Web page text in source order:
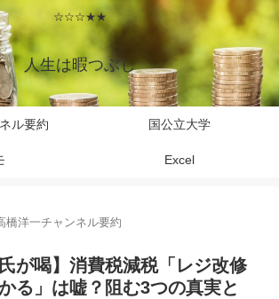
☆☆☆★★
人生は暇つぶし
ル要約 国公立大学
Excel
橋洋一チャンネル要約
氏が喝】消費税減税「レジ改修
る」は嘘？阻む3つの真実と